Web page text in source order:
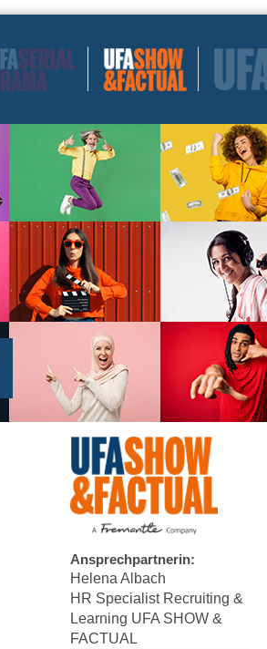
Ansprechpartnerin:
Helena Albach
HR Specialist Recruiting &
Learning UFA SHOW &
FACTUAL